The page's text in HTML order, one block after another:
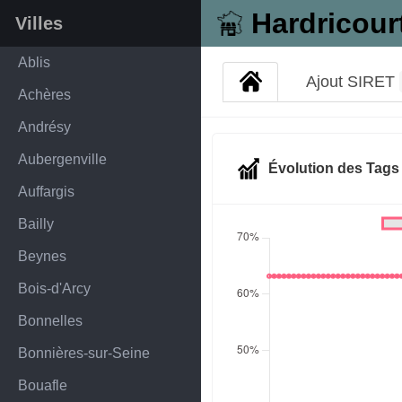
Villes
Ablis
Achères
Andrésy
Aubergenville
Auffargis
Bailly
Beynes
Bois-d'Arcy
Bonnelles
Bonnières-sur-Seine
Bouafle
Ajout SIRET
Évolution des